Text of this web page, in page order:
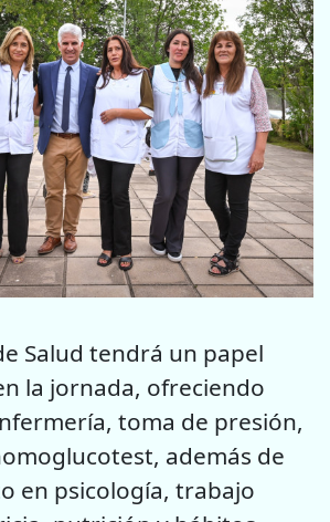
Salud tendrá un papel
la jornada, ofreciendo
toma de presión,
además de
en psicología, trabajo